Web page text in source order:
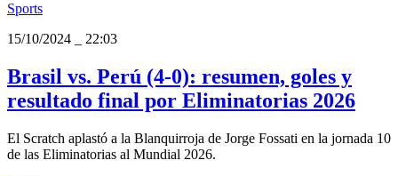
Sports
15/10/2024
22:03
Brasil vs. Perú (4-0): resumen, goles y
resultado final por Eliminatorias 2026
El Scratch aplastó a la Blanquirroja de Jorge Fossati en la jornada 10
de las Eliminatorias al Mundial 2026.